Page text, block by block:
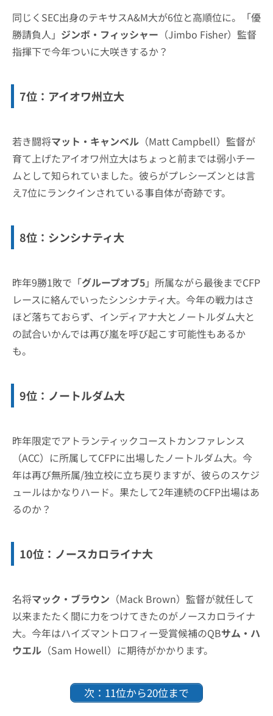
同じくSEC出身のテキサスA&M大が6位と高順位に。「優
勝請負人」 ジンボ・フィッシャー （Jimbo Fisher）監督
指揮下で今年ついに大咲きするか？
7位：アイオワ州立大
若き闘将マット・キャンベル （Matt Campbell）監督が
育て上げたアイオワ州立大はちょっと前までは弱小チー
ムとして知られていました。彼らがプレシーズンとは言
え7位にランクインされている事自体が奇跡です。
8位：シンシナティ大
昨年9勝1敗で「グループオブ5」所属ながら最後までCFP
レースに絡んでいったシンシナティ大。今年の戦力はさ
ほど落ちておらず、インディアナ大とノートルダム大と
の試合いかんでは再び嵐を呼び起こす可能性もあるか
も。
9位：ノートルダム大
昨年限定でアトランティックコーストカンファレンス
（ACC）に所属してCFPに出場したノートルダム大。今
年は再び無所属/独立校に立ち戻りますが、彼らのスケジ
ュールはかなりハード。果たして2年連続のCFP出場はあ
るのか？
10位：ノースカロライナ大
名将マック・ブラウン （Mack Brown）監督が就任して
以来またたく間に力をつけてきたのがノースカロライナ
大。今年はハイズマントロフィー受賞候補のQBサム・ハ
ウエル （Sam Howell）に期待がかかります。
次：11位から20位まで